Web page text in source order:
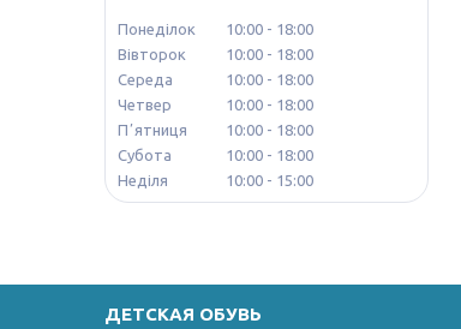
Понеділок 10:00
18:00
Вівторок
10:00
18:00
Середа
10:00
18:00
Четвер
10:00
18:00
Пʼятниця
10:00
18:00
Субота
10:00
18:00
Неділя
10:00 15:00
ДЕТСКАЯ ОБУВЬ